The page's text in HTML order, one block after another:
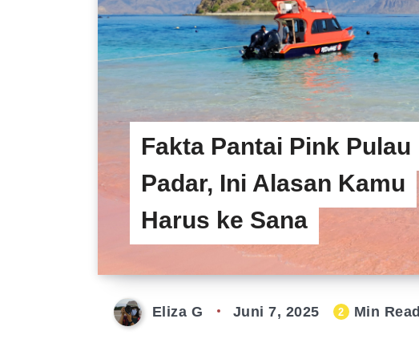
Fakta Pantai Pink Pulau
Padar, Ini Alasan Kamu
Harus ke Sana
Eliza G Juni 7, 2025 2 Min Read